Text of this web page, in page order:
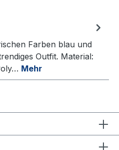
Farben blau und
Outfit. Material:
Mehr